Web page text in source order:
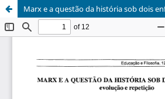
Marx e a questão da história sob dois